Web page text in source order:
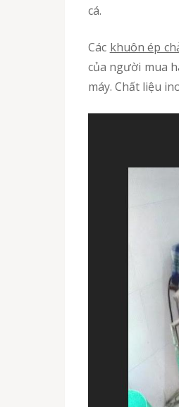
cá.
Các khuôn ép
của người mua
máy. Chất liệu